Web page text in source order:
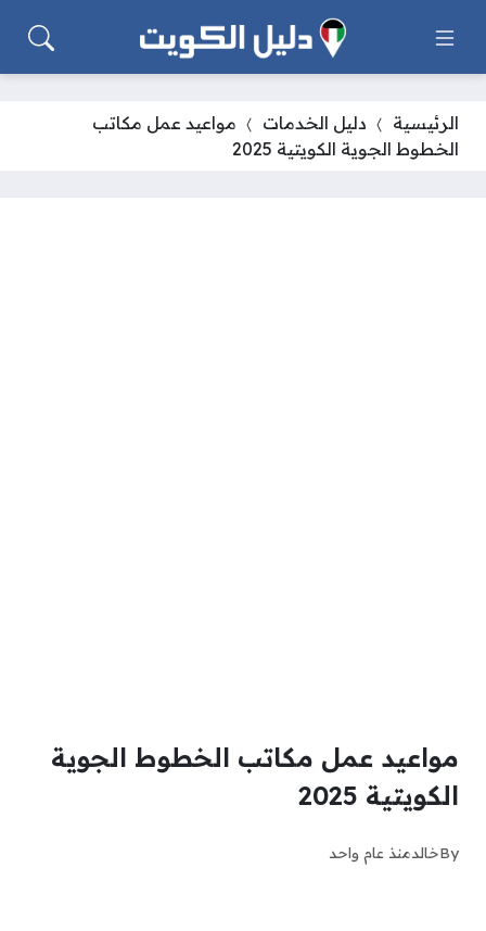
الرئيسية دليل الخدمات
مواعيد عمل مكاتب
الخطوط الجوية الكويتية 2025
مواعيد عمل مكاتب الخطوط الجوية
الكويتية 2025
Byخالدمنذ عام واحد